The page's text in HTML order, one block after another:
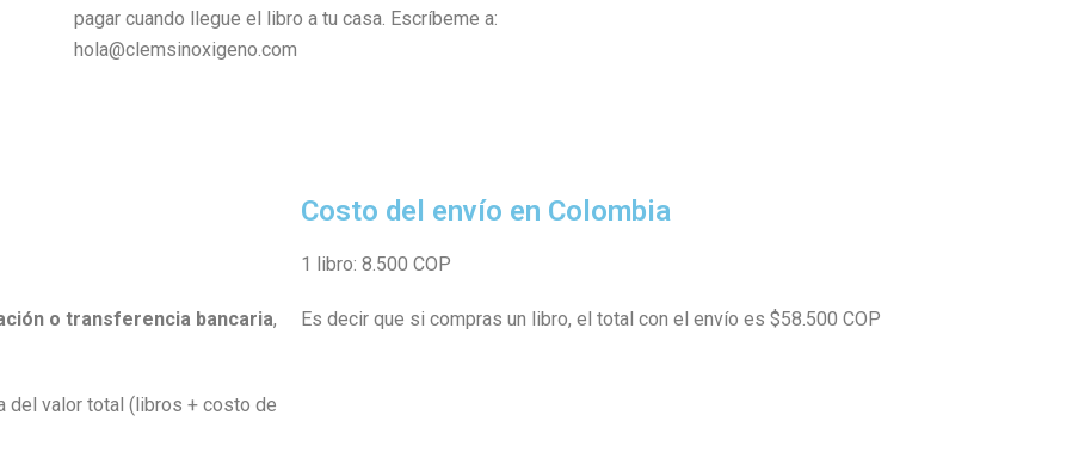
pagar cuando llegue el libro a tu casa. Escríbeme a:
hola@clemsinoxigeno.com
o transferencia bancaria,
del valor total (libros + costo de
Costo del envío en Colombia
1 libro: 8.500 COP
Es decir que si compras un libro, el total con el envío es $58.500 COP